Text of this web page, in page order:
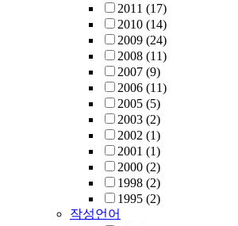
2011 (17)
2010 (14)
2009 (24)
2008 (11)
2007 (9)
2006 (11)
2005 (5)
2003 (2)
2002 (1)
2001 (1)
2000 (2)
1998 (2)
1995 (2)
작성언어